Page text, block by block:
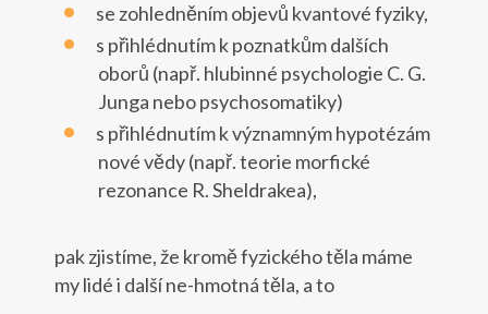
se zohledněním objevů kvantové fyziky,
s přihlédnutím k poznatkům dalších
oborů (např. hlubinné psychologie C. G.
Junga nebo psychosomatiky)
s přihlédnutím k významným hypotézám
nové vědy (např. teorie morfické
rezonance R. Sheldrakea),
pak zjistíme, že kromě fyzického těla máme
my lidé i další ne-hmotná těla, a to